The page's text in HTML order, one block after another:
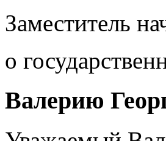
Заместитель
о
Валерию